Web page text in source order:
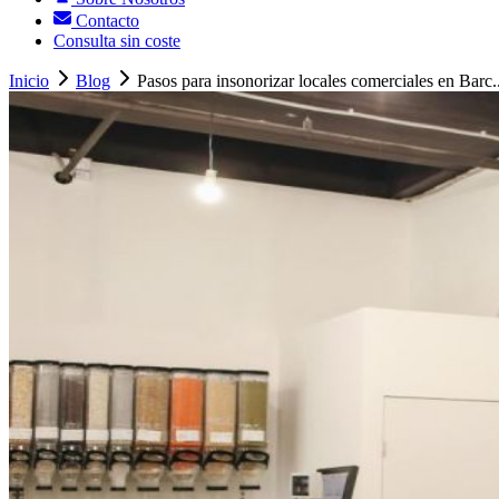
Contacto
Consulta sin coste
Inicio Blog Pasos para insonorizar locales comerciales en